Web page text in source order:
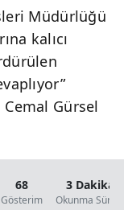
Müdürlüğü
kalıcı
Gürsel
68
Gösterim
3 Dakika
Okunma Süresi